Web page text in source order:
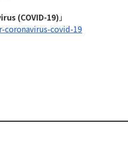
(COVID-19) 」
coronavirus-covid-19